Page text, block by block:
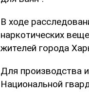
В ходе
наркотических
жителей города
Для производства
Национальной